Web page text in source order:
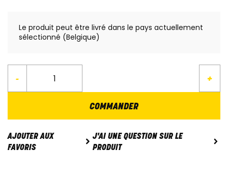
Le produit peut être livré dans le pays actuellement
sélectionné (Belgique)
- +
COMMANDER
AJOUTER AUX
FAVORIS
J'AI UNE QUESTION SUR LE
PRODUIT